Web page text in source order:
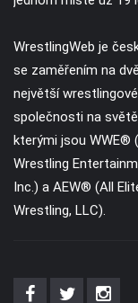
WrestlingWeb je
se zaměřením na dvě
největší wrestlingové
společnosti na
kterými jsou WWE®
Wrestling
Inc.) a AEW® (All
Wrestling, LLC).